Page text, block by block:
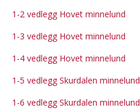
1-2 vedlegg Hovet minnelund
1-3 vedlegg Hovet minnelund
1-4 vedlegg Hovet minnelund
1-5 vedlegg Skurdalen minnelund
1-6 vedlegg Skurdalen minnelund